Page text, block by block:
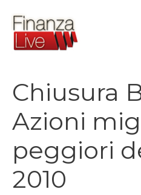
contenuto
Chiusura
Azioni
peggiori
2010